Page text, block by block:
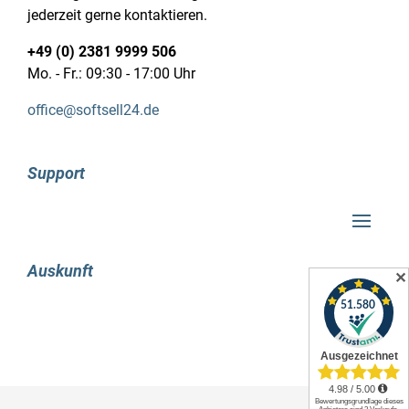
deutlichen Verbesserung bei der Erstellung von
wurde das neue System „Insights“ eingeführt,
welches es erlaubt, direkt aus einem Office-
Dokument im Internet nach bestimmten
über das Web. Als Beispiel können nun auch
die integrierte Cloud-Lösung OneDrive von
Microsoft. Dadurch wird die Zusammenarbeit
Funktion erweist sich als äußerst praktisch, um
hinaus können auch Online-Backups erstellt
werden, um beispielsweise Datenverluste im
jederzeit gerne kontaktieren.
+49 (0) 2381 9999 506
Mo. - Fr.: 09:30 - 17:00 Uhr
office@softsell24.de
Support
Auskunft ✕